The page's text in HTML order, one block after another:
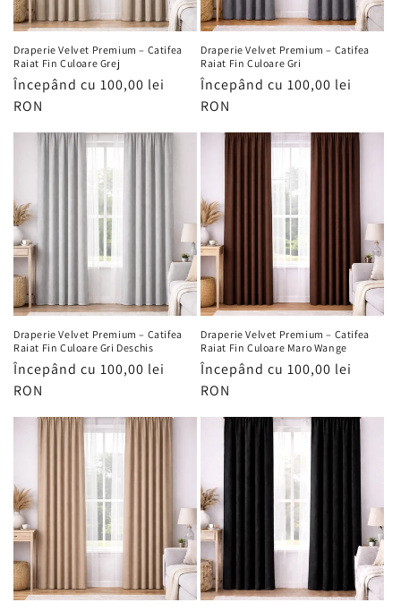
Draperie Velvet Premium – Catifea
Raiat Fin Culoare Grej
Preț
obișnuit
Începând cu 100,00 lei
RON
Draperie Velvet Premium – Catifea
Raiat Fin Culoare Gri
Preț
obișnuit
Începând cu 100,00 lei
RON
Draperie Velvet Premium – Catifea
Raiat Fin Culoare Gri Deschis
Preț
obișnuit
Începând cu 100,00 lei
RON
Draperie Velvet Premium – Catifea
Raiat Fin Culoare Maro Wange
Preț
obișnuit
Începând cu 100,00 lei
RON